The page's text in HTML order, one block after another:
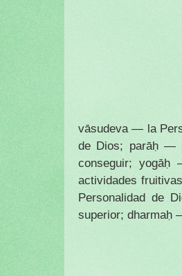
vāsudeva — la
de Dios; parāḥ —
conseguir;
actividades
Personalidad de
superior; dharmaḥ